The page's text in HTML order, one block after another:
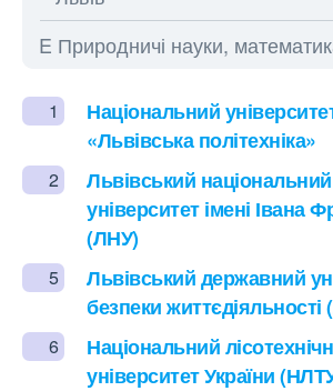
1
Національний
«Львівська політехніка»
2
Львівський національний
університет імені Івана
(ЛНУ)
5
Львівський державний
безпеки
6
Національний
університет України